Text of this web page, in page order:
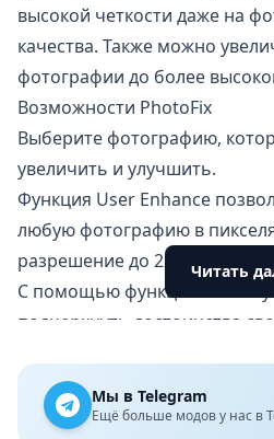
высокой четкости даже на
качества. Также можно
фотографии до более
Возможности PhotoFix
Выберите фотографию,
увеличить и улучшить.
Функция User Enhance
любую фотографию в
разрешение до 2x, 4x и 8x.
С помощью функции
подчеркнуть достоинства
привлекательными.
HDR-эффект поможет вам
Читать
Мы в Telegram
Ещё больше модов у нас в